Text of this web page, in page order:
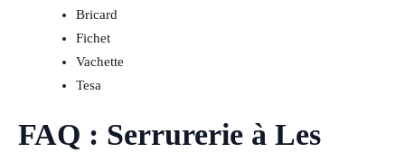
Bricard
Fichet
Vachette
Tesa
FAQ : Serrurerie à Les